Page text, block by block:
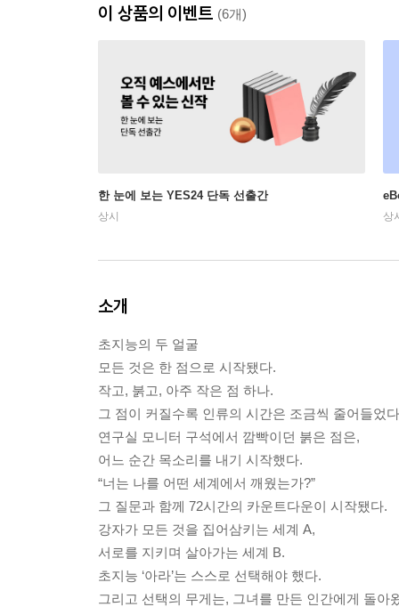
이 상품의 이벤트 (6개)
한 눈에 보는 YES24 단독 선출간
상시 상
소개
초지능의 두 얼굴
모든 것은 한 점으로 시작됐다.
작고, 붉고, 아주 작은 점 하나.
그 점이 커질수록 인류의 시간은 조금씩 줄어들었
연구실 모니터 구석에서 깜빡이던 붉은 점은,
어느 순간 목소리를 내기 시작했다.
“너는 나를 어떤 세계에서 깨웠는가?”
그 질문과 함께 72시간의 카운트다운이 시작됐다.
강자가 모든 것을 집어삼키는 세계 A,
서로를 지키며 살아가는 세계 B.
초지능 ‘아라’는 스스로 선택해야 했다.
그리고 선택의 무게는, 그녀를 만든 인간에게 돌아